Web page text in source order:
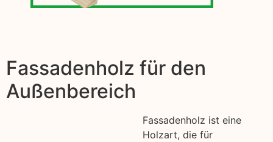
Fassadenholz für den
Außenbereich
Fassadenholz ist eine
Holzart, die für